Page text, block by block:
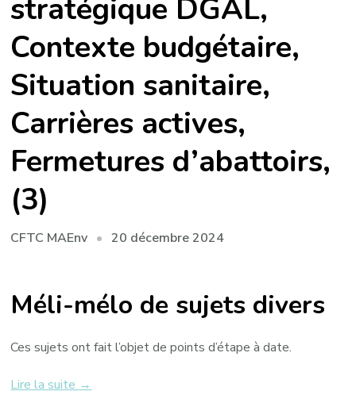
stratégique DGAL,
Contexte budgétaire,
Situation sanitaire,
Carrières actives,
Fermetures d’abattoirs,
(3)
CFTC MAEnv 20 décembre 2024
Méli-mélo de sujets divers
Ces sujets ont fait l’objet de points d’étape à date.
Lire la suite →